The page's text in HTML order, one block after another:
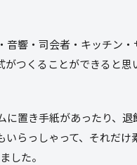
響・司会者・キッチン・
つくることができると思
置き手紙があったり、
らっしゃって、それだけ
した。